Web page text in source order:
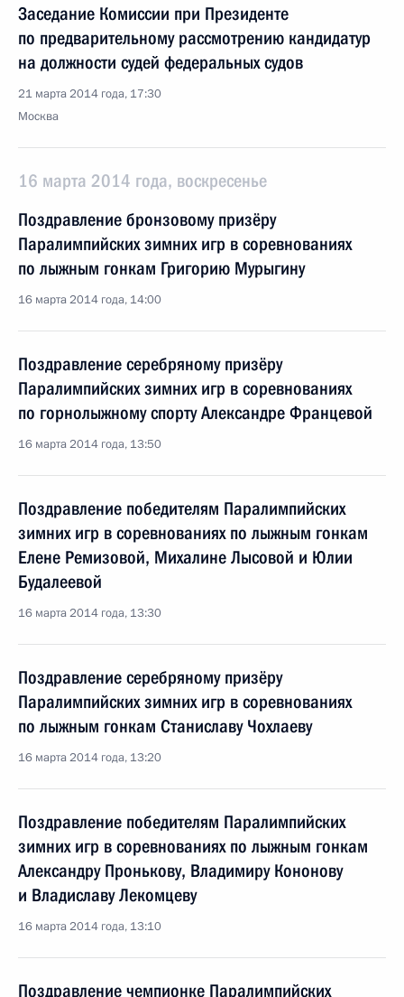
Заседание Комиссии при Президенте
по предварительному рассмотрению кандидатур
на должности судей федеральных судов
21 марта 2014 года, 17:30
Москва
16 марта 2014 года, воскресенье
Поздравление бронзовому призёру
Паралимпийских зимних игр в соревнованиях
по лыжным гонкам Григорию Мурыгину
16 марта 2014 года, 14:00
Поздравление серебряному призёру
Паралимпийских зимних игр в соревнованиях
по горнолыжному спорту Александре Францевой
16 марта 2014 года, 13:50
Поздравление победителям Паралимпийских
зимних игр в соревнованиях по лыжным гонкам
Елене Ремизовой, Михалине Лысовой и Юлии
Будалеевой
16 марта 2014 года, 13:30
Поздравление серебряному призёру
Паралимпийских зимних игр в соревнованиях
по лыжным гонкам Станиславу Чохлаеву
16 марта 2014 года, 13:20
Поздравление победителям Паралимпийских
зимних игр в соревнованиях по лыжным гонкам
Александру Пронькову, Владимиру Кононову
и Владиславу Лекомцеву
16 марта 2014 года, 13:10
Поздравление чемпионке Паралимпийских